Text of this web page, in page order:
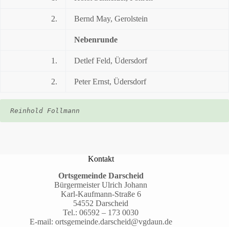
2. Bernd May, Gerolstein
Nebenrunde
1. Detlef Feld, Üdersdorf
2. Peter Ernst, Üdersdorf
Reinhold Follmann
Kontakt
Ortsgemeinde Darscheid
Bürgermeister Ulrich Johann
Karl-Kaufmann-Straße 6
54552 Darscheid
Tel.:06592 – 173 0030
E-mail: ortsgemeinde.darscheid@vgdaun.de